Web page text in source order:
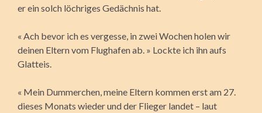
er ein solch löchriges Gedächnis hat.
« Ach bevor ich es vergesse, in zwei Wochen holen wir
deinen Eltern vom Flughafen ab. » Lockte ich ihn aufs
Glatteis.
« Mein Dummerchen, meine Eltern kommen erst am 27.
dieses Monats wieder und der Flieger landet – laut